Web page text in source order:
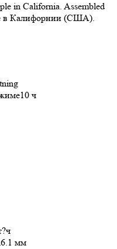
in California. Assembled
в Калифорнии (США).
10 ч
мм